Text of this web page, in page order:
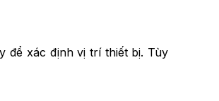
để xác định vị trí thiết bị. Tùy